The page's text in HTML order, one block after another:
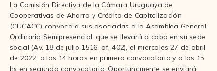
La Comisión Directiva de la Cámara Uruguaya de
Cooperativas de Ahorro y Crédito de Capitalización
(CUCACC) convoca a sus asociadas a la Asamblea General
Ordinaria Semipresencial, que se llevará a cabo en su sede
social (Av. 18 de julio 1516, of. 402), el miércoles 27 de abril
de 2022, a las 14 horas en primera convocatoria y a las 15
hs en segunda convocatoria. Oportunamente se enviará